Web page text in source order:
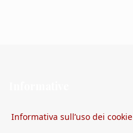
Informativa sull’uso dei cookie